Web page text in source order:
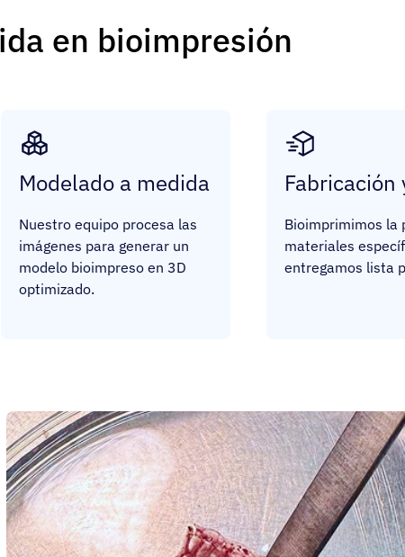
en bioimpresión
Modelado a medida
Nuestro equipo procesa las
imágenes para generar un
modelo bioimpreso en 3D
optimizado.
Fabricación
Bioimprimimos la
materiales
entregamos lista